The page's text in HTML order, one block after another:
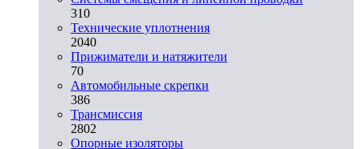
310
Технические уплотнения
2040
Прижиматели и натяжители
70
Автомобильные скрепки
386
Трансмиссия
2802
Опорные изоляторы